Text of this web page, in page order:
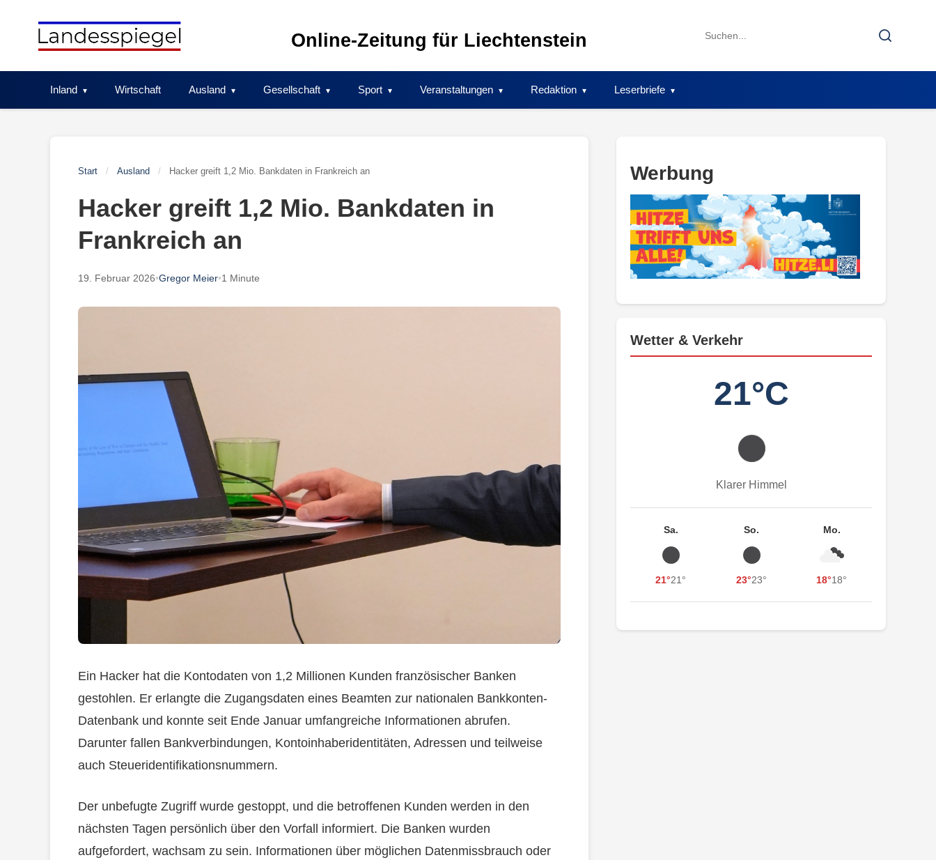
Online-Zeitung für Liechtenstein
Search
Search
Inland Wirtschaft Ausland Gesellschaft Sport Veranstaltungen Redaktion Leserbriefe
Start / Ausland / Hacker greift 1,2 Mio. Bankdaten in Frankreich an
Hacker greift 1,2 Mio. Bankdaten in
Frankreich an
19. Februar 2026•Gregor Meier•1 Minute
Ein Hacker hat die Kontodaten von 1,2 Millionen Kunden französischer Banken
gestohlen. Er erlangte die Zugangsdaten eines Beamten zur nationalen Bankkonten-
Datenbank und konnte seit Ende Januar umfangreiche Informationen abrufen.
Darunter fallen Bankverbindungen, Kontoinhaberidentitäten, Adressen und teilweise
auch Steueridentifikationsnummern.
Der unbefugte Zugriff wurde gestoppt, und die betroffenen Kunden werden in den
nächsten Tagen persönlich über den Vorfall informiert. Die Banken wurden
aufgefordert, wachsam zu sein. Informationen über möglichen Datenmissbrauch oder
Werbung
Wetter & Verkehr
21°C
Klarer Himmel
Sa.
21°21°
So.
23°23°
Mo.
18°18°